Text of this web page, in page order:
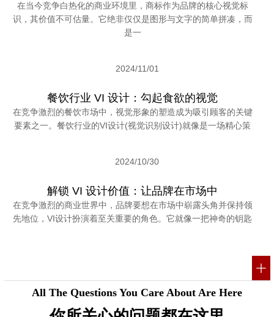
在当今竞争白热化的商业环境里，商标作为品牌的核心视觉标
识，其价值不可估量。它绝非仅仅是图形与文字的简单拼凑，而
是一
2024/11/01
餐饮行业 VI 设计：勾起食欲的视觉
在竞争激烈的餐饮市场中，视觉形象的塑造成为吸引顾客的关键
要素之一。餐饮行业的VI设计(视觉识别设计)就像是一场精心策
2024/10/30
解锁 VI 设计价值：让品牌在市场中
在竞争激烈的商业世界中，品牌要想在市场中崭露头角并保持领
先地位，VI设计扮演着至关重要的角色。它就像一把神奇的钥匙
All The Questions You Care About Are Here